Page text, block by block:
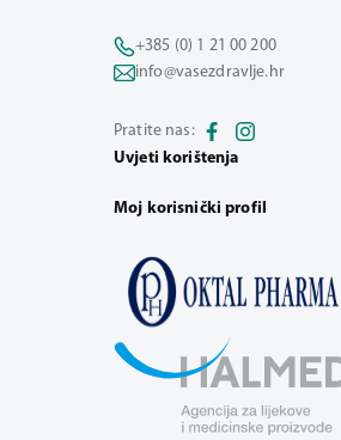
+385 (0) 1 21 00 200
info@vasezdravlje.hr
Pratite nas:
Uvjeti korištenja
Moj korisnički profil